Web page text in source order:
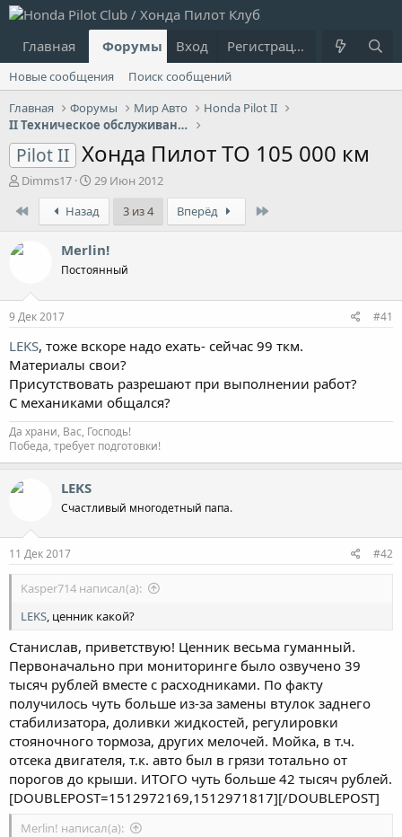
Главная Форумы Что нового?
Вход Регистрация
Новые сообщения
Поиск сообщений
Главная
Форумы Мир Авто
Honda Pilot II
II Техническое обслуживание, Гарантия
Pilot II Хонда Пилот ТО 105 000 км
А
т
р
т
ы
Dimms17
Д
а
т
а
н
а
ч
29 Июн 2012
Назад 3 из 4 Вперёд
Merlin!
Постоянный
9 Дек 2017 #41
LEKS, тоже вскоре надо ехать- сейчас 99 ткм.
Материалы свои?
Присутствовать разрешают при выполнении работ?
С механиками общался?
Да храни, Вас, Господь!
Победа, требует подготовки!
LEKS
Счастливый многодетный папа.
11 Дек 2017 #42
Kasper714 написал(а):
LEKS, ценник какой?
Станислав, приветствую! Ценник весьма гуманный.
Первоначально при мониторинге было озвучено 39
тысяч рублей вместе с расходниками. По факту
получилось чуть больше из-за замены втулок заднего
стабилизатора, доливки жидкостей, регулировки
стояночного тормоза, других мелочей. Мойка, в т.ч.
отсека двигателя, т.к. авто был в грязи тотально от
порогов до крыши. ИТОГО чуть больше 42 тысяч рублей.
[DOUBLEPOST=1512972169,1512971817][/DOUBLEPOST]
Merlin! написал(а):